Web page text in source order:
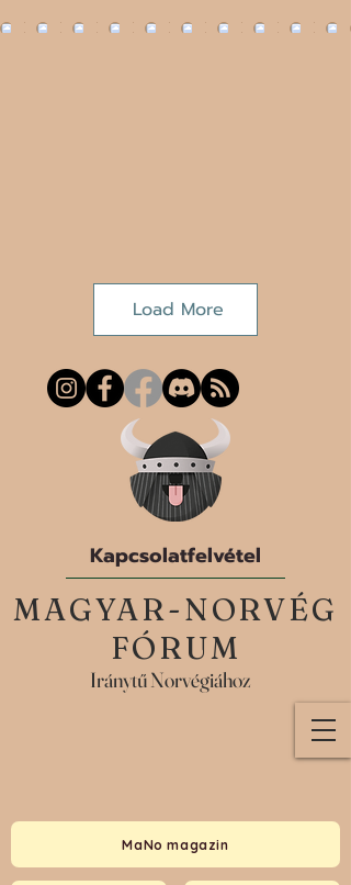
MAGYAR-NORVÉG
FÓRUM
Iránytű Norvégiához
MaNo magazin
Kapcsolatfelvétel
Load More